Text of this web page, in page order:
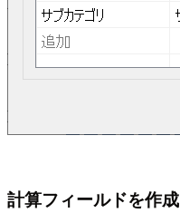
計算フィールドを作成